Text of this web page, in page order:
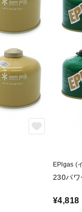
EPIgas (
230パ
¥4,818